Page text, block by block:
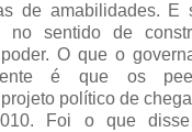
de amabilidades. E
no sentido de
O que o
é que os
político de
Foi o que disse